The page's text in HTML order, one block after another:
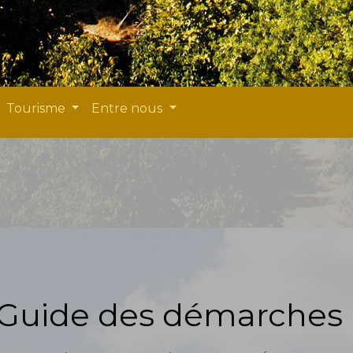
Tourisme Entre nous
des démarches